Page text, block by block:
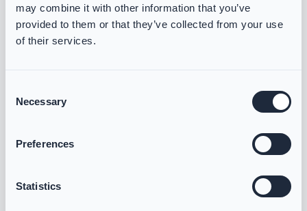
may combine it with other information that you’ve
provided to them or that they’ve collected from your use
of their services.
Selection
Necessary
Preferences
Statistics
Engagiert für Deinen
VIKING PartX™
Partikelschutz
VIKING PartX™ Partikelschutz an den